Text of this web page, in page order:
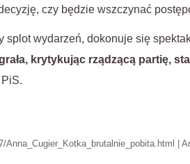
czy będzie wszczynać
splot wydarzeń, dokonuje się
krytykując rządzącą partię,
|